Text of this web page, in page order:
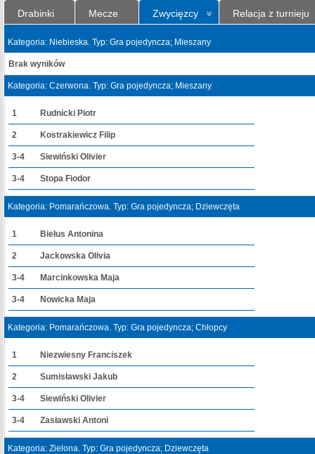
Drabinki Mecze Zwycięzcy Relacja z turnieju
Kategoria: Niebieska. Typ: Gra pojedyncza; Mieszany
Brak wyników
Kategoria: Czerwona. Typ: Gra pojedyncza; Mieszany
1 Rudnicki Piotr
2 Kostrakiewicz Filip
3-4 Siewiński Olivier
3-4 Stopa Fiodor
Kategoria: Pomarańczowa. Typ: Gra pojedyncza; Dziewczęta
1 Biełus Antonina
2 Jackowska Olivia
3-4 Marcinkowska Maja
3-4 Nowicka Maja
Kategoria: Pomarańczowa. Typ: Gra pojedyncza; Chłopcy
1 Niezwiesny Franciszek
2 Sumisławski Jakub
3-4 Siewiński Olivier
3-4 Zasławski Antoni
Kategoria: Zielona. Typ: Gra pojedyncza; Dziewczęta